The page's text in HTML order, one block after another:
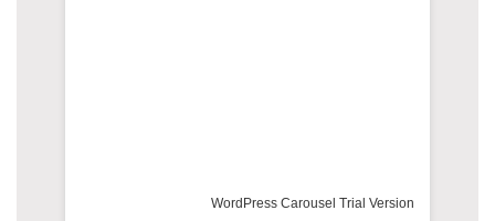
WordPress Carousel Trial Version